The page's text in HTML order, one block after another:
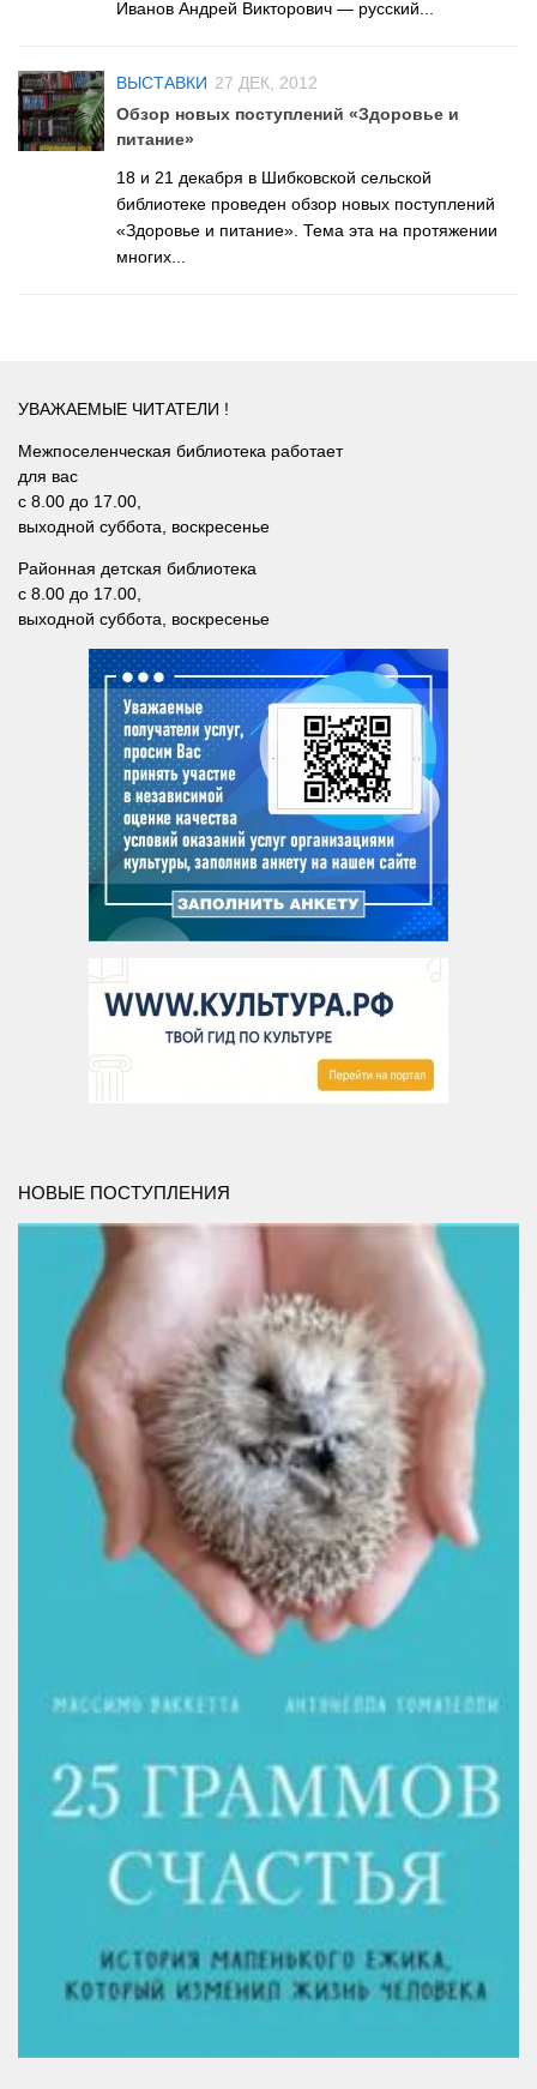
Линевская поселковая библиотека №30
М-С
Маякская сельская библиотека №40
Морозовская сельская библиотека №17
Мостовская сельская библиотека №18
Рощинская сельская библиотека №21
Сельская библиотека п. Советский №35
Сосновская сельская библиотека №22
Степнинская сельская библиотека №34
Т-Ш
Тальменская сельская библиотека №23
Тулинская сельская библиотека №37
Улыбинская сельская библиотека №24
Ургунская сельская библиотека №25
Усть-Чемская сельская библиотека №26
Чернореченская сельская библиотека №41
Сельская библиотека д. Шадрино №42
Шибковская сельская библиотека №27
Межпоселенческая библиотека
Информационно-библиографический отдел
Методический отдел
Отдел информационных технологий и информационно-
Версия для слабовидящих
Иванов Андрей Викторович — русский...
ВЫСТАВКИ 27 ДЕК, 2012
Обзор новых поступлений «Здоровье и
питание»
18 и 21 декабря в Шибковской сельской
библиотеке проведен обзор новых поступлений
«Здоровье и питание». Тема эта на протяжении
многих...
УВАЖАЕМЫЕ ЧИТАТЕЛИ !
Межпоселенческая библиотека работает
для вас
с 8.00 до 17.00,
выходной суббота, воскресенье
Районная детская библиотека
с 8.00 до 17.00,
выходной суббота, воскресенье
НОВЫЕ ПОСТУПЛЕНИЯ